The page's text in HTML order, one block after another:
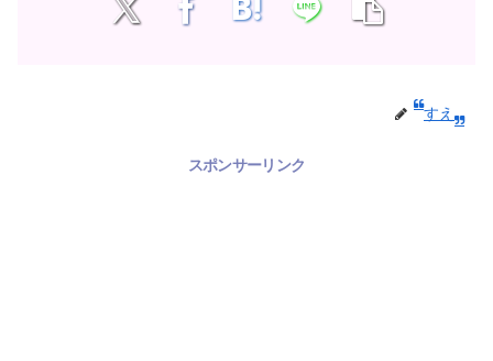
すえ
スポンサーリンク